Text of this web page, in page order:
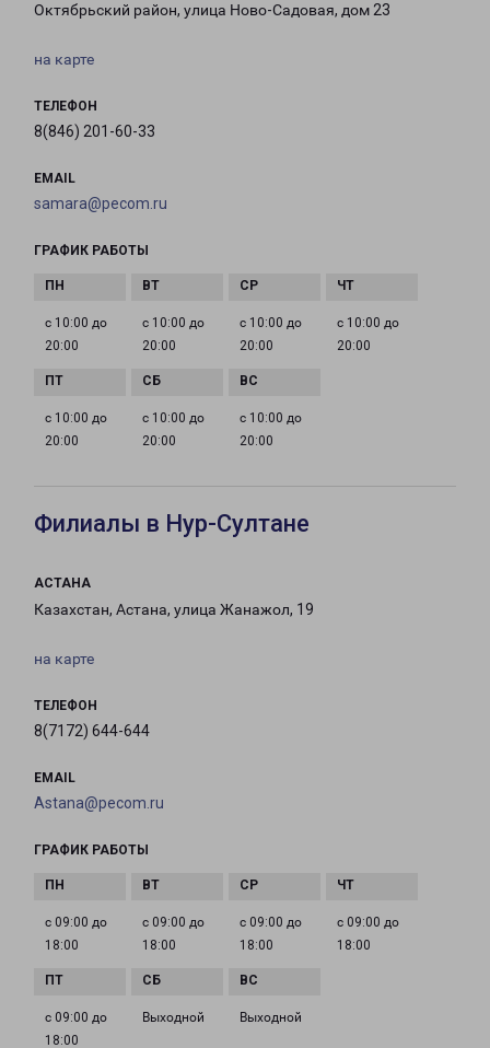
Октябрьский район, улица Ново-Садовая, дом 23
на карте
ТЕЛЕФОН
8(846) 201-60-33
EMAIL
samara@pecom.ru
ГРАФИК РАБОТЫ
с 10:00 до
20:00
с 10:00 до
20:00
с 10:00 до
20:00
с 10:00 до
20:00
с 10:00 до
20:00
с 10:00 до
20:00
с 10:00 до
20:00
Филиалы в Нур-Султане
АСТАНА
Казахстан, Астана, улица Жанажол, 19
на карте
ТЕЛЕФОН
8(7172) 644-644
EMAIL
Astana@pecom.ru
ГРАФИК РАБОТЫ
с 09:00 до
18:00
с 09:00 до
18:00
с 09:00 до
18:00
с 09:00 до
18:00
с 09:00 до
18:00
Выходной Выходной